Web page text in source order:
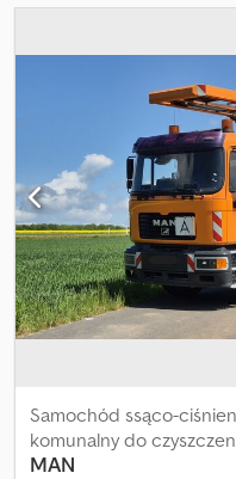
Samochód ssąco-
komunalny do
MAN